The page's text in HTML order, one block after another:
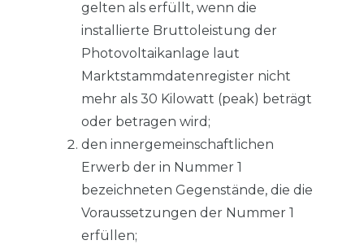
gelten als erfüllt, wenn die
installierte Bruttoleistung der
Photovoltaikanlage laut
Marktstammdatenregister nicht
mehr als 30 Kilowatt (peak) beträgt
oder betragen wird;
den innergemeinschaftlichen
Erwerb der in Nummer 1
bezeichneten Gegenstände, die die
Voraussetzungen der Nummer 1
erfüllen;